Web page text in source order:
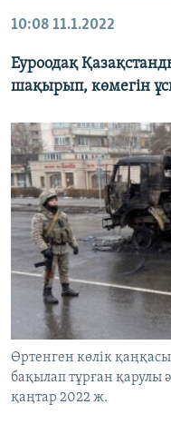
10:08 11.1.2022
Еуроодақ
шақырып, көмегін
Өртенген көлік
бақылап тұрған қарулы
қаңтар 2022 ж.